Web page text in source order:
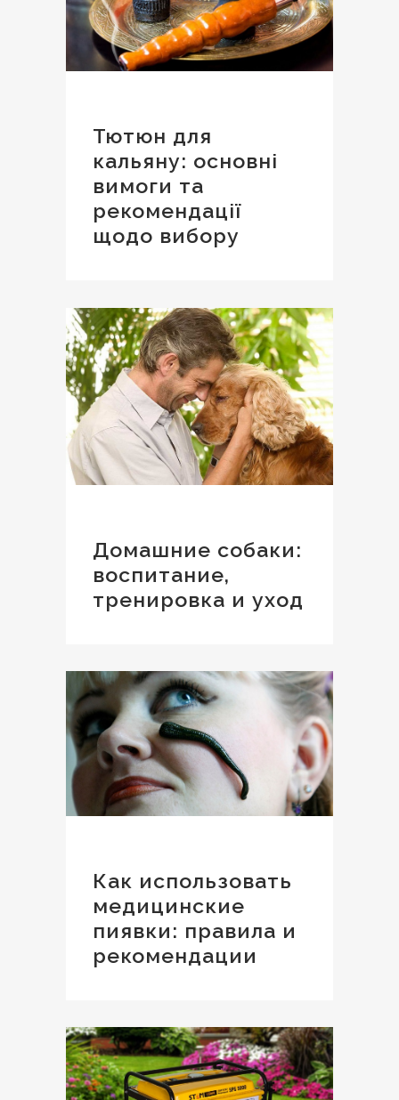
Тютюн для
кальяну: основні
вимоги та
рекомендації
щодо вибору
Домашние собаки:
воспитание,
тренировка и уход
Как использовать
медицинские
пиявки: правила и
рекомендации